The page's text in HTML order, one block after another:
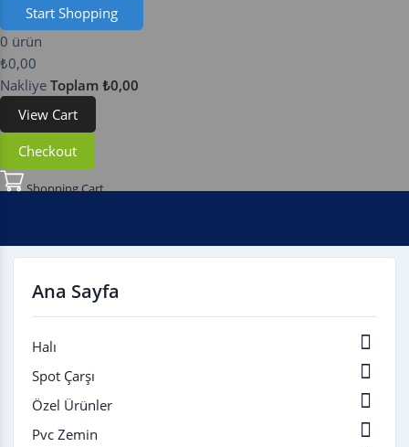
Start Shopping
0 ürün
₺0,00
Nakliye Toplam ₺0,00
View Cart
Checkout
Shopping Cart
Ana Sayfa
Halı 
Spot Çarşı 
Özel Ürünler 
Pvc Zemin 